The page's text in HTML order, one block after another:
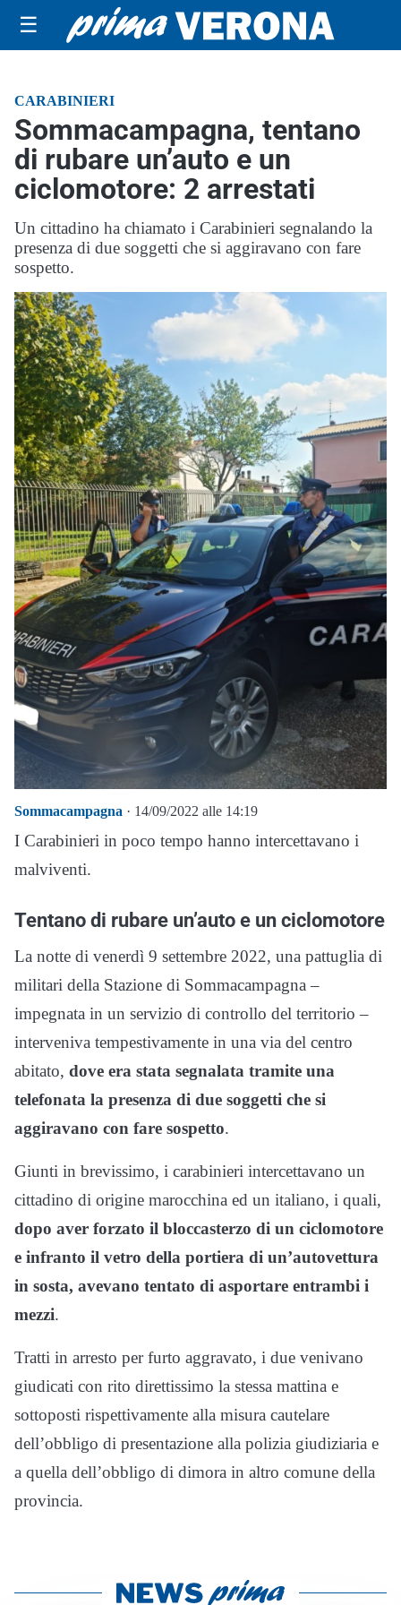
☰
CARABINIERI
Sommacampagna, tentano
di rubare un’auto e un
ciclomotore: 2 arrestati
Un cittadino ha chiamato i Carabinieri segnalando la
presenza di due soggetti che si aggiravano con fare
sospetto.
Sommacampagna · 14/09/2022 alle 14:19
I Carabinieri in poco tempo hanno intercettavano i
malviventi.
Tentano di rubare un’auto e un ciclomotore
La notte di venerdì 9 settembre 2022, una pattuglia di
militari della Stazione di Sommacampagna –
impegnata in un servizio di controllo del territorio –
interveniva tempestivamente in una via del centro
abitato, dove era stata segnalata tramite una
telefonata la presenza di due soggetti che si
aggiravano con fare sospetto.
Giunti in brevissimo, i carabinieri intercettavano un
cittadino di origine marocchina ed un italiano, i quali,
dopo aver forzato il bloccasterzo di un ciclomotore
e infranto il vetro della portiera di un’autovettura
in sosta, avevano tentato di asportare entrambi i
mezzi.
Tratti in arresto per furto aggravato, i due venivano
giudicati con rito direttissimo la stessa mattina e
sottoposti rispettivamente alla misura cautelare
dell’obbligo di presentazione alla polizia giudiziaria e
a quella dell’obbligo di dimora in altro comune della
provincia.